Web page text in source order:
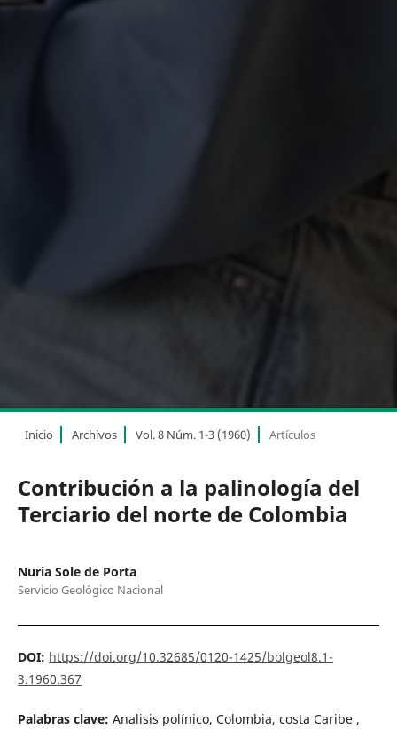
Inicio Archivos Vol. 8 Núm. 1-3 (1960) Artículos
Contribución a la palinología del
Terciario del norte de Colombia
Nuria Sole de Porta
Servicio Geológico Nacional
DOI: https://doi.org/10.32685/0120-1425/bolgeol8.1-
3.1960.367
Palabras clave: Analisis polínico, Colombia, costa Caribe ,